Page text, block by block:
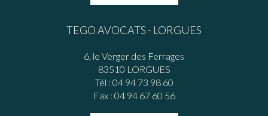
TEGO AVOCATS - LORGUES
6, le Verger des Ferrages
83510 LORGUES
Tél : 04 94 73 98 60
Fax : 04 94 67 60 56